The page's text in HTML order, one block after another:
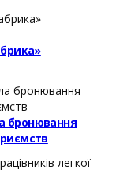
бронювання